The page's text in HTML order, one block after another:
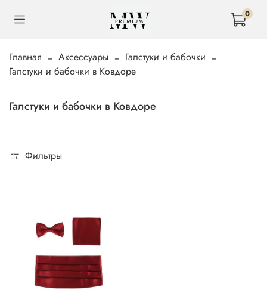
0
Главная Аксессуары
Галстуки и бабочки
Галстуки и бабочки в Ковдоре
Галстуки и бабочки в Ковдоре
Фильтры